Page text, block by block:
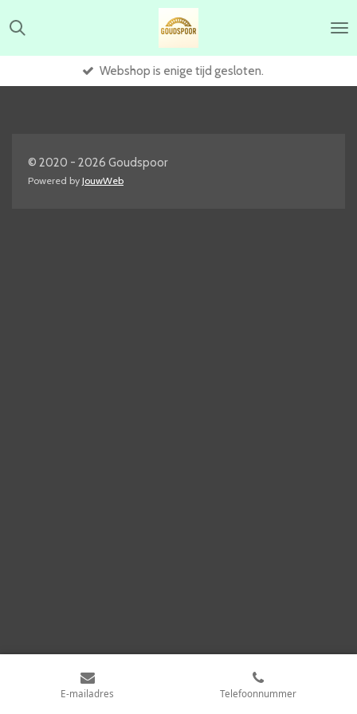
direct
hoofdinhoud
Webshop is enige tijd gesloten.
© 2020 - 2026 Goudspoor
Powered by JouwWeb
E-mailadres Telefoonnummer